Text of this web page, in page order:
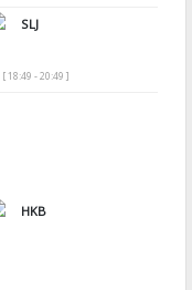
SLJ
[ 18:49 - 20:49 ]
HKB